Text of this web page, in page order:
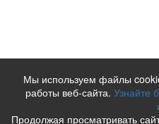
Мы используем файлы
работы веб-сайта. Узнайте
Продолжая просматривать